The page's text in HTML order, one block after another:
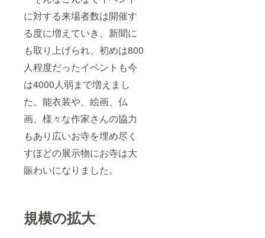
に対する来場者数は開催す
る度に増えていき、新聞に
も取り上げられ、初めは800
人程度だったイベントも今
は4000人弱まで増えまし
た。能衣装や、絵画、仏
画、様々な作家さんの協力
もあり広いお寺を埋め尽く
すほどの展示物にお寺は大
賑わいになりました。
規模の拡大